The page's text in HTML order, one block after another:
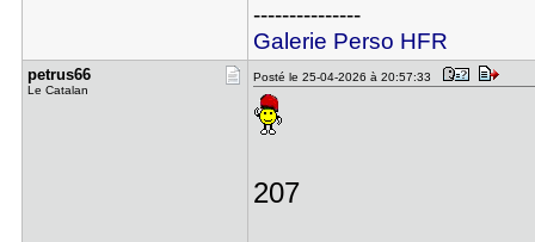
---------------
Galerie Perso HFR
petrus66
Le Catalan
Posté le 25-04-2026 à 20:57:33
207